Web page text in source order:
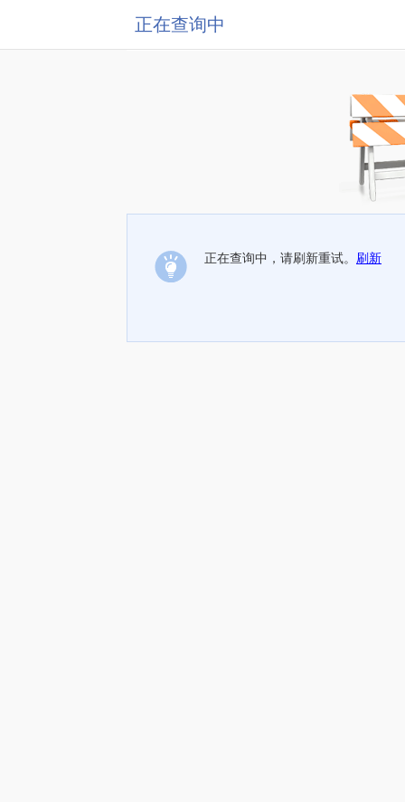
正在查询中
正在查询中，请刷新重试。 刷新